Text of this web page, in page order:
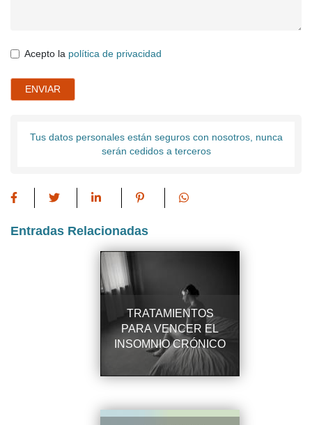
Acepto la política de privacidad
ENVIAR
Tus datos personales están seguros con nosotros, nunca
serán cedidos a terceros
Entradas Relacionadas
TRATAMIENTOS
PARA VENCER EL
INSOMNIO CRÓNICO